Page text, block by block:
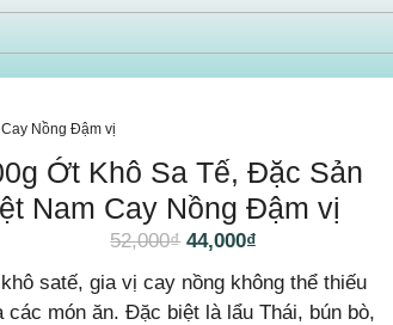
Nồng Đậm vị
Ớt Khô Sa Tế, Đặc Sản
Nam Cay Nồng Đậm vị
52,000₫ 44,000₫
satế, gia vị cay nồng không thể thiếu
các món ăn. Đặc biệt là lẩu Thái, bún bò,